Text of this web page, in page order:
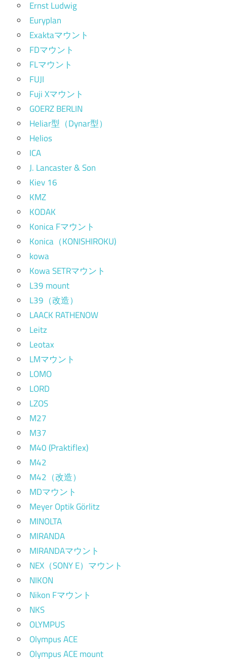
Ernst Ludwig
Euryplan
Exaktaマウント
FDマウント
FLマウント
FUJI
Fuji Xマウント
GOERZ BERLIN
Heliar型（Dynar型）
Helios
ICA
J. Lancaster & Son
Kiev 16
KMZ
KODAK
Konica Fマウント
Konica（KONISHIROKU)
kowa
Kowa SETRマウント
L39 mount
L39（改造）
LAACK RATHENOW
Leitz
Leotax
LMマウント
LOMO
LORD
LZOS
M27
M37
M40 (Praktiflex)
M42
M42（改造）
MDマウント
Meyer Optik Görlitz
MINOLTA
MIRANDA
MIRANDAマウント
NEX（SONY E）マウント
NIKON
Nikon Fマウント
NKS
OLYMPUS
Olympus ACE
Olympus ACE mount